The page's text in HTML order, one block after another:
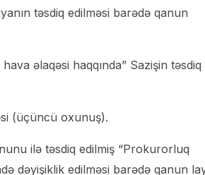
təsdiq edilməsi barədə qanun
əlaqəsi haqqında” Sazişin təsdiq
(üçüncü oxunuş).
ilə təsdiq edilmiş “Prokurorluq
dəyişiklik edilməsi barədə qanun